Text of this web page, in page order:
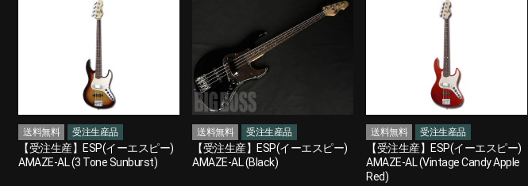
送料無料 受注生産品
【受注生産】ESP(イーエスピー)
AMAZE-AL (3 Tone Sunburst)
送料無料 受注生産品
【受注生産】ESP(イーエスピー)
AMAZE-AL (Black)
送料無料 受注生産品
【受注生産】ESP(イーエスピー)
AMAZE-AL (Vintage Candy Apple
Red)